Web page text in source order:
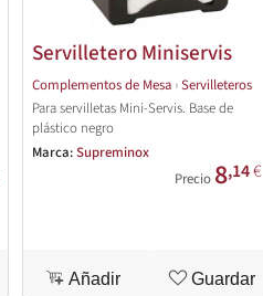
Servilletero Miniservis
Complementos de Mesa ›Servilleteros
Para servilletas Mini-Servis. Base de
plástico negro
Marca:Supreminox
Precio 8,14€
Añadir Guardar